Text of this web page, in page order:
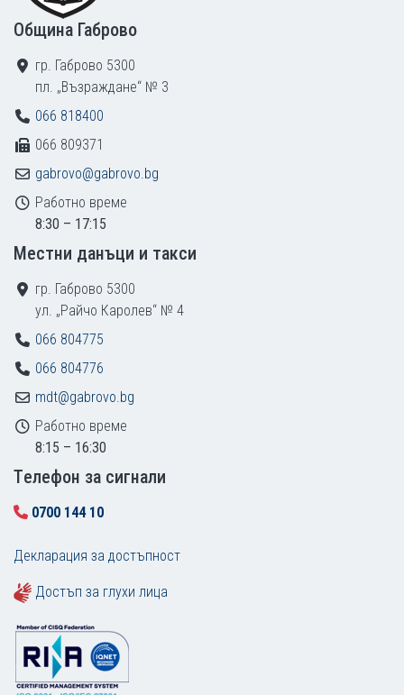
Община Габрово
гр. Габрово 5300
пл. „Възраждане“ № 3
066 818400
066 809371
gabrovo@gabrovo.bg
Работно време
8:30 – 17:15
Местни данъци и такси
гр. Габрово 5300
ул. „Райчо Каролев“ № 4
066 804775
066 804776
mdt@gabrovo.bg
Работно време
8:15 – 16:30
Tелефон за сигнали
0700 144 10
Декларация за достъпност
Достъп за глухи лица